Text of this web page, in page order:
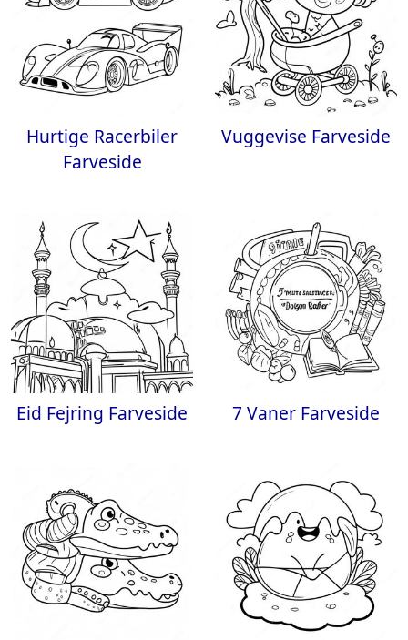
Hurtige Racerbiler
Farveside
Vuggevise Farveside
Eid Fejring Farveside 7 Vaner Farveside